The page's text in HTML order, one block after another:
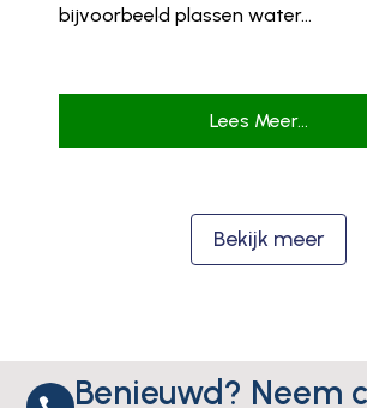
bijvoorbeeld plassen water...
Lees Meer...
Bekijk meer
Benieuwd? Neem